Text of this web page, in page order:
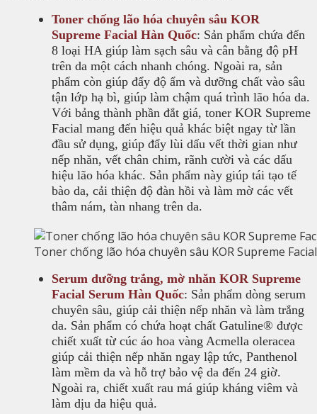
Toner chống lão hóa chuyên sâu KOR
Supreme Facial Hàn Quốc: Sản phẩm chứa đến
8 loại HA giúp làm sạch sâu và cân bằng độ pH
trên da một cách nhanh chóng. Ngoài ra, sản
phẩm còn giúp đẩy độ ẩm và dưỡng chất vào sâu
tận lớp hạ bì, giúp làm chậm quá trình lão hóa da.
Với bảng thành phần đắt giá, toner KOR Supreme
Facial mang đến hiệu quả khác biệt ngay từ lần
đầu sử dụng, giúp đẩy lùi dấu vết thời gian như
nếp nhăn, vết chân chim, rãnh cười và các dấu
hiệu lão hóa khác. Sản phẩm này giúp tái tạo tế
bào da, cải thiện độ đàn hồi và làm mờ các vết
thâm nám, tàn nhang trên da.
Toner chống lão hóa chuyên sâu KOR Supreme
Serum dưỡng trắng, mờ nhăn KOR Supreme
Facial Serum Hàn Quốc: Sản phẩm dòng serum
chuyên sâu, giúp cải thiện nếp nhăn và làm trắng
da. Sản phẩm có chứa hoạt chất Gatuline® được
chiết xuất từ cúc áo hoa vàng Acmella oleracea
giúp cải thiện nếp nhăn ngay lập tức, Panthenol
làm mềm da và hỗ trợ bảo vệ da đến 24 giờ.
Ngoài ra, chiết xuất rau má giúp kháng viêm và
làm dịu da hiệu quả.